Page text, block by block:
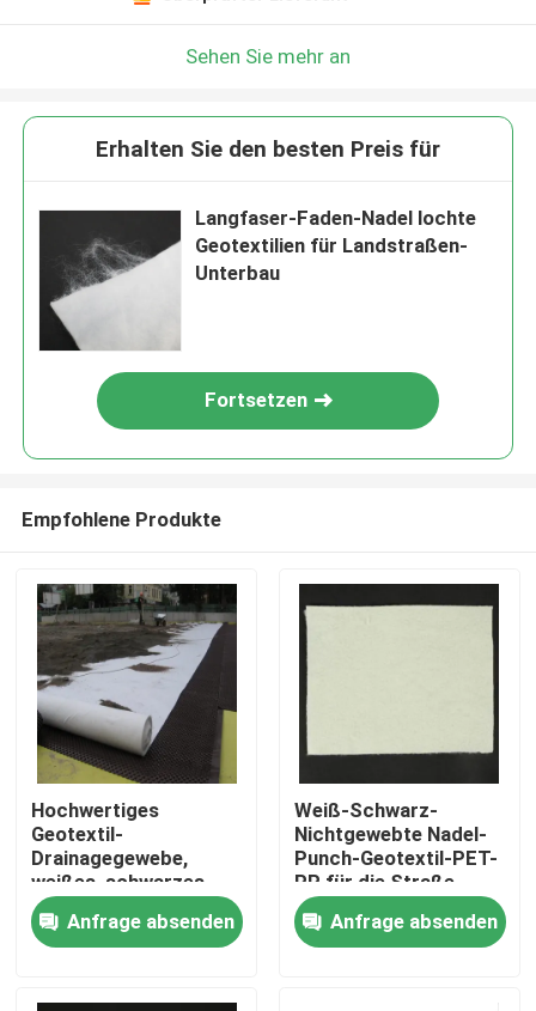
Startseite
Produkte
Videos
Sehen Sie mehr an
Erhalten Sie den besten Preis für
Langfaser-Faden-Nadel lochte
Geotextilien für Landstraßen-
Unterbau
Fortsetzen
Empfohlene Produkte
Hochwertiges
Geotextil-
Drainagegewebe,
weißes, schwarzes
Tuch, kurz- und
endlosfaseriges,
nadelfilziertes
Anfrage absenden
Weiß-Schwarz-
Nichtgewebte Nadel-
Punch-Geotextil-PET-
PP für die Straße-
Hochstraße-
Eisenbahn
Anfrage absenden